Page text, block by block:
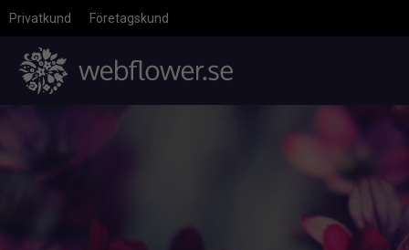
Privatkund Företagskund